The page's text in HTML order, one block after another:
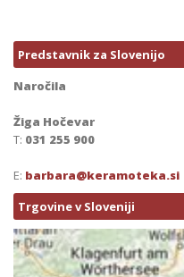
Predstavnik za Slovenijo
Naročila
Žiga Hočevar
T: 031 255 900
E: barbara@keramoteka.si
Trgovine v Sloveniji